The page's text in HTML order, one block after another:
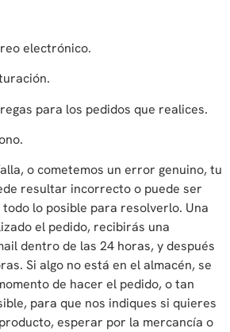
electrónico.
para los pedidos que realices.
o cometemos un error genuino, tu
resultar incorrecto o puede ser
lo posible para resolverlo. Una
el pedido, recibirás una
dentro de las 24 horas, y después
Si algo no está en el almacén, se
de hacer el pedido, o tan
para que nos indiques si quieres
esperar por la mercancía o